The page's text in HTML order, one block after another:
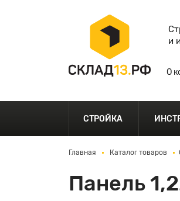
и
О
СТРОЙКА
Главная Каталог товаров
Панель